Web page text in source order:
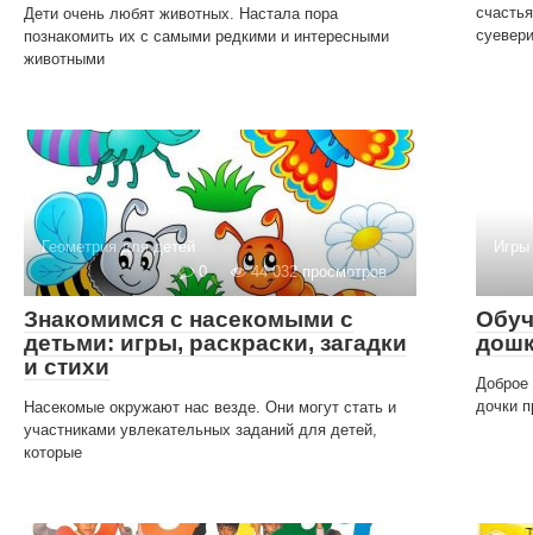
Дети очень любят животных. Настала пора
познакомить их с самыми редкими и интересными
животными
Геометрия для детей
0
44 032 просмотров
Знакомимся с насекомыми с
детьми: игры, раскраски, загадки
и стихи
Насекомые окружают нас везде. Они могут стать и
участниками увлекательных заданий для детей,
которые
Игры
Доброе
дочки